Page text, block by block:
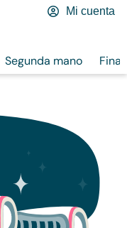
Segunda mano
Mi cuenta